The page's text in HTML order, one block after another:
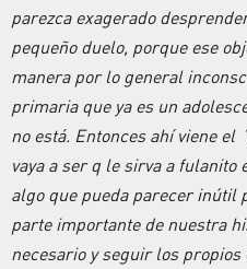
parezca exagerado
pequeño duelo, porque ese
manera por lo general
primaria que ya es un
no está. Entonces ahí viene el
vaya a ser q le sirva a fulanito
algo que pueda parecer inútil
parte importante de nuestra
necesario y seguir los